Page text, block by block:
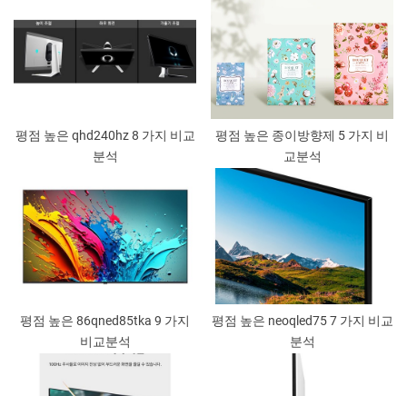
평점 높은 qhd240hz 8 가지 비교
분석
평점 높은 종이방향제 5 가지 비
교분석
평점 높은 86qned85tka 9 가지
비교분석
평점 높은 neoqled75 7 가지 비교
분석